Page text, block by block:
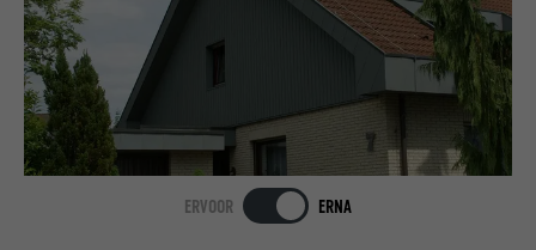
ERVOOR ERNA